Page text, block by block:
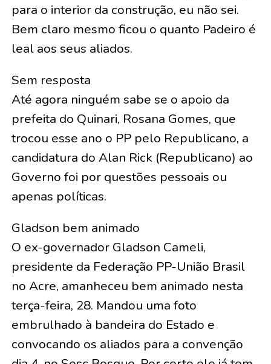
para o interior da construção, eu não sei.
Bem claro mesmo ficou o quanto Padeiro é
leal aos seus aliados.
Sem resposta
Até agora ninguém sabe se o apoio da
prefeita do Quinari, Rosana Gomes, que
trocou esse ano o PP pelo Republicano, a
candidatura do Alan Rick (Republicano) ao
Governo foi por questões pessoais ou
apenas políticas.
Gladson bem animado
O ex-governador Gladson Cameli,
presidente da Federação PP-União Brasil
no Acre, amanheceu bem animado nesta
terça-feira, 28. Mandou uma foto
embrulhado à bandeira do Estado e
convocando os aliados para a convenção